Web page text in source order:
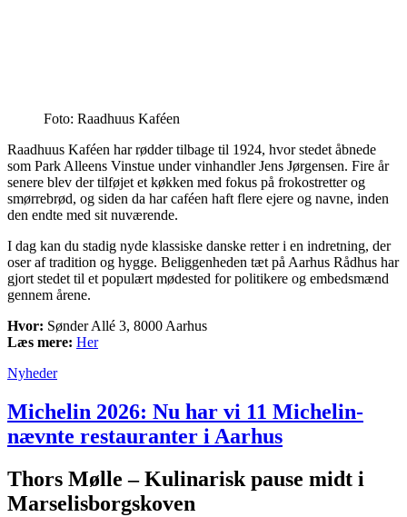
Foto: Raadhuus Kaféen
Raadhuus Kaféen har rødder tilbage til 1924, hvor stedet åbnede
som Park Alleens Vinstue under vinhandler Jens Jørgensen. Fire år
senere blev der tilføjet et køkken med fokus på frokostretter og
smørrebrød, og siden da har caféen haft flere ejere og navne, inden
den endte med sit nuværende.
I dag kan du stadig nyde klassiske danske retter i en indretning, der
oser af tradition og hygge. Beliggenheden tæt på Aarhus Rådhus har
gjort stedet til et populært mødested for politikere og embedsmænd
gennem årene.
Hvor: Sønder Allé 3, 8000 Aarhus
Læs mere: Her
Nyheder
Michelin 2026: Nu har vi 11 Michelin-
nævnte restauranter i Aarhus
Thors Mølle – Kulinarisk pause midt i
Marselisborgskoven